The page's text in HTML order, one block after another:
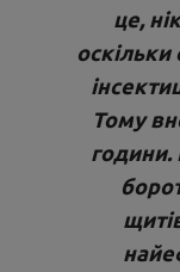
це,
оскільки
Тому
години.